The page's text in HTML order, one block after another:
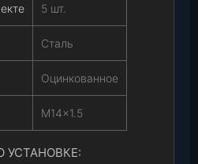
5 шт.
Сталь
Оцинкованное
М14×1.5
УСТАНОВКЕ: